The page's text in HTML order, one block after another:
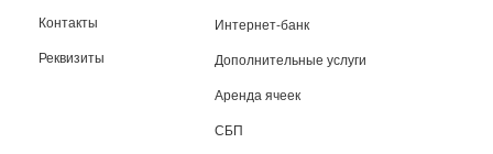
Контакты
Реквизиты
Интернет-банк
Дополнительные услуги
Аренда ячеек
СБП